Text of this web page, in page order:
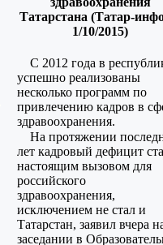
Татарстана (Татар-
1/10/2015)
С 2012 года в
успешно реализованы
несколько программ по
привлечению кадров в
здравоохранения.
На протяжении
лет кадровый дефицит
настоящим вызовом для
российского
здравоохранения,
исключением не стал и
Татарстан, заявил вчера
заседании в